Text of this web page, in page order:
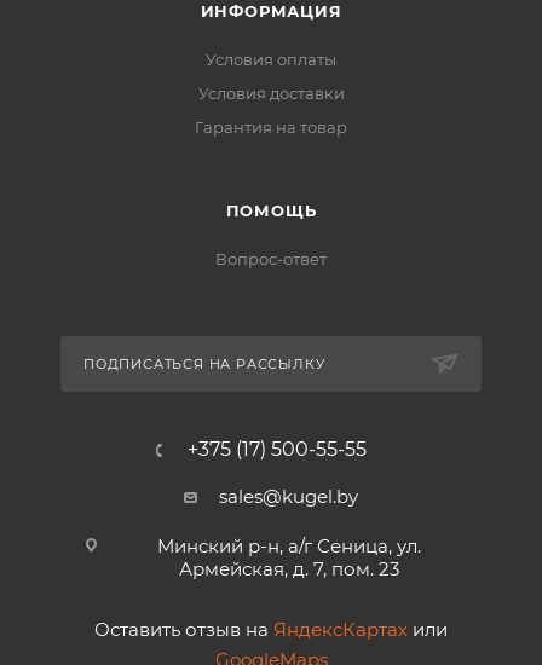
ИНФОРМАЦИЯ
Условия оплаты
Условия доставки
Гарантия на товар
ПОМОЩЬ
Вопрос-ответ
ПОДПИСАТЬСЯ НА РАССЫЛКУ
+375 (17) 500-55-55
sales@kugel.by
Минский р-н, а/г Сеница, ул.
Армейская, д. 7, пом. 23
Оставить отзыв на ЯндексКартах или
GoogleMaps